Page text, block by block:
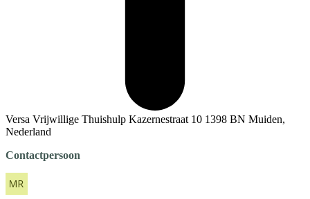
Versa Vrijwillige Thuishulp Kazernestraat 10 1398 BN Muiden,
Nederland
Contactpersoon